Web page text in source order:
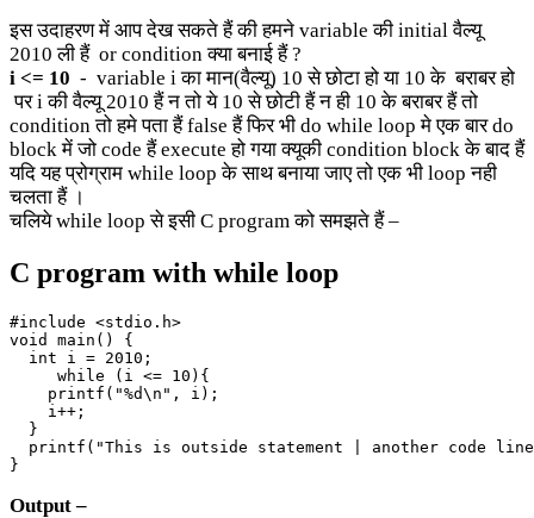
इस उदाहरण में आप देख सकते हैं की हमने variable की initial वैल्यू
2010 ली हैं or condition क्या बनाई हैं ?
i <= 10 - variable i का मान(वैल्यू) 10 से छोटा हो या 10 के बराबर हो
पर i की वैल्यू 2010 हैं न तो ये 10 से छोटी हैं न ही 10 के बराबर हैं तो
condition तो हमे पता हैं false हैं फिर भी do while loop मे एक बार do
block में जो code हैं execute हो गया क्यूकी condition block के बाद हैं
यदि यह प्रोग्राम while loop के साथ बनाया जाए तो एक भी loop नही
चलता हैं ।
चलिये while loop से इसी C program को समझते हैं –
C program with while loop
#include <stdio.h>
void main() {
int i = 2010;
while (i <= 10){
printf("%d\n", i);
i++;
}
printf("This is outside statement | another code
}
Output –